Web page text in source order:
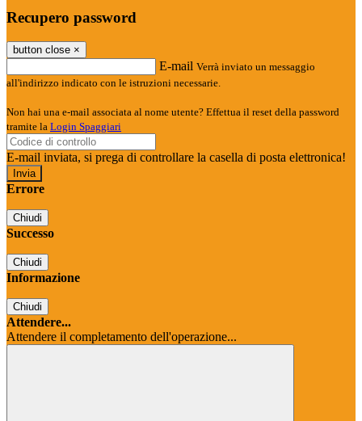
Recupero password
button close ×
E-mail Verrà inviato un messaggio
all'indirizzo indicato con le istruzioni necessarie.
Non hai una e-mail associata al nome utente? Effettua il reset della password
tramite la Login Spaggiari
E-mail inviata, si prega di controllare la casella di posta elettronica!
Errore
Chiudi
Successo
Chiudi
Informazione
Chiudi
Attendere...
Attendere il completamento dell'operazione...